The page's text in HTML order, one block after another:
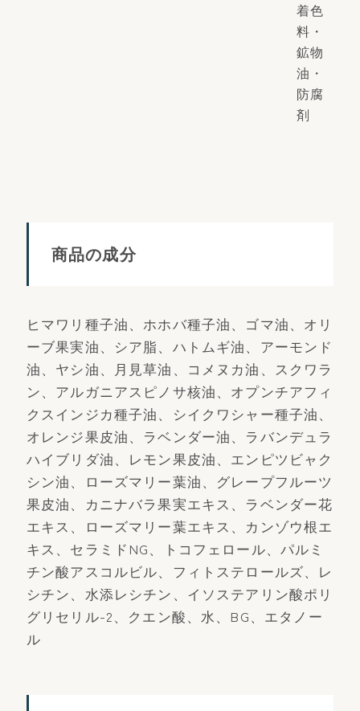
着色
料・
鉱物
油・
防腐
剤
商品の成分
ヒマワリ種子油、ホホバ種子油、ゴマ油、オリ
ーブ果実油、シア脂、ハトムギ油、アーモンド
油、ヤシ油、月見草油、コメヌカ油、スクワラ
ン、アルガニアスピノサ核油、オプンチアフィ
クスインジカ種子油、シイクワシャー種子油、
オレンジ果皮油、ラベンダー油、ラバンデュラ
ハイブリダ油、レモン果皮油、エンピツビャク
シン油、ローズマリー葉油、グレープフルーツ
果皮油、カニナバラ果実エキス、ラベンダー花
エキス、ローズマリー葉エキス、カンゾウ根エ
キス、セラミドNG、トコフェロール、パルミ
チン酸アスコルビル、フィトステロールズ、レ
シチン、水添レシチン、イソステアリン酸ポリ
グリセリル-2、クエン酸、水、BG、エタノー
ル